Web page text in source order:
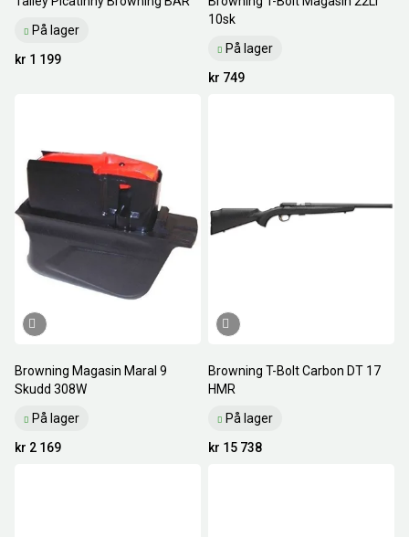
På lager
kr 1 199
10sk
På lager
kr 749
Browning Magasin Maral 9
Skudd 308W
På lager
kr 2 169
Browning T-Bolt Carbon DT 17
HMR
På lager
kr 15 738